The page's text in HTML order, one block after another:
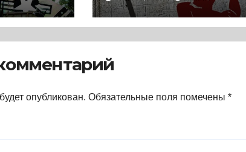
*
историографии
сегодняшнего дня
опубликован. Обязательные поля помечены *